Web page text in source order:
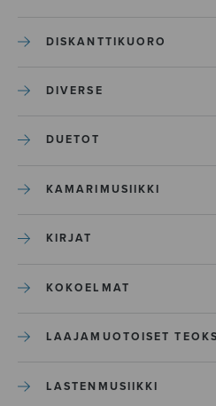
DISKANTTIKUORO
DIVERSE
DUETOT
KAMARIMUSIIKKI
KIRJAT
KOKOELMAT
LAAJAMUOTOISET
LASTENMUSIIKKI